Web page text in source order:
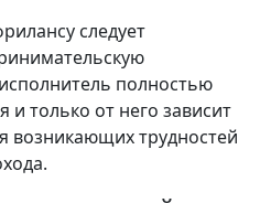
следует
полностью
и только от него зависит
возникающих трудностей